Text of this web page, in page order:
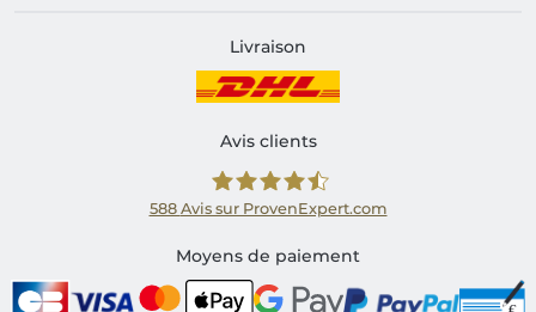
Livraison
Avis clients
Shirtinator FR
588 Avis sur ProvenExpert.com
Moyens de paiement